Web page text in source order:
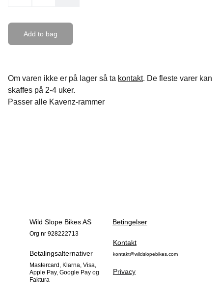
Add to bag
Om varen ikke er på lager så ta kontakt. De fleste varer kan
skaffes på 2-4 uker.
Passer alle Kavenz-rammer
Wild Slope Bikes AS
Org nr 928222713
Kontakt
kontakt@wildslopebikes.com
Betingelser
Betalingsalternativer
Mastercard, Klarna, Visa,
Apple Pay, Google Pay og
Faktura
Privacy